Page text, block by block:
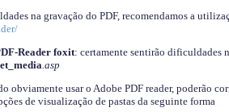
na gravação do PDF, recomendamos a
Reader foxit: certamente sentirão dificuldades
.asp
obviamente usar o Adobe PDF reader, poderão
de visualização de pastas da seguinte forma